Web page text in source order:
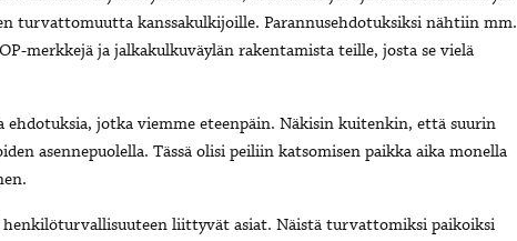
turvattomuutta kanssakulkijoille. Parannusehdotuksiksi nähtiin mm.
merkkejä ja jalkakulkuväylän rakentamista teille, josta se vielä
ehdotuksia, jotka viemme eteenpäin. Näkisin kuitenkin, että suurin
asennepuolella. Tässä olisi peiliin katsomisen paikka aika monella
henkilöturvallisuuteen liittyvät asiat. Näistä turvattomiksi paikoiksi